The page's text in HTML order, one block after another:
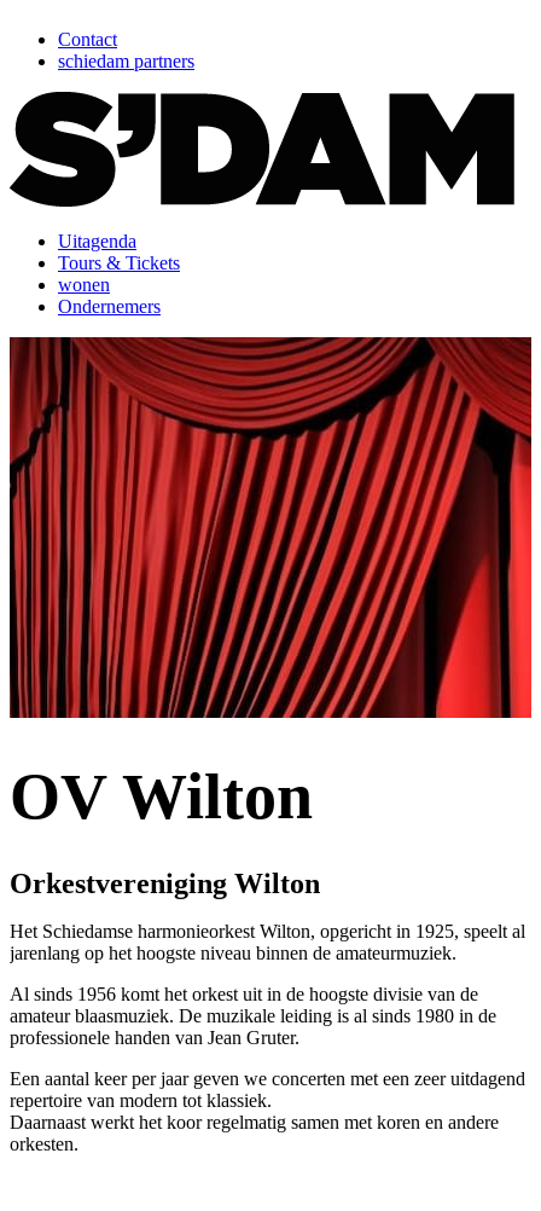
Contact
schiedam partners
Uitagenda
Tours & Tickets
wonen
Ondernemers
OV Wilton
Orkestvereniging Wilton
Het Schiedamse harmonieorkest Wilton, opgericht in 1925, speelt al
jarenlang op het hoogste niveau binnen de amateurmuziek.
Al sinds 1956 komt het orkest uit in de hoogste divisie van de
amateur blaasmuziek. De muzikale leiding is al sinds 1980 in de
professionele handen van Jean Gruter.
Een aantal keer per jaar geven we concerten met een zeer uitdagend
repertoire van modern tot klassiek.
Daarnaast werkt het koor regelmatig samen met koren en andere
orkesten.